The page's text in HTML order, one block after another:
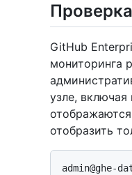
GitHub
мониторинга
узле,
отображаются
отобразить